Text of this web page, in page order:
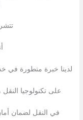
لدينا خبرة متطورة في
على تكنولوجيا
في النقل لضمان